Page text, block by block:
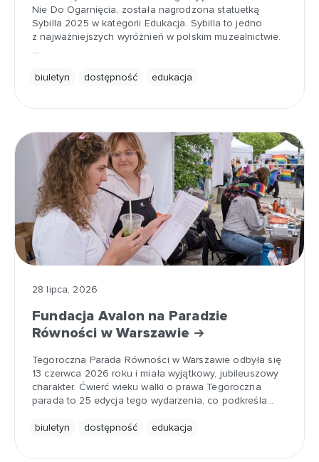
Nie Do Ogarnięcia, została nagrodzona statuetką
Sybilla 2025 w kategorii Edukacja. Sybilla to jedno
z najważniejszych wyróżnień w polskim muzealnictwie.
…
biuletyn dostępność edukacja
28 lipca, 2026
Fundacja Avalon na Paradzie
Równości w Warszawie
Tegoroczna Parada Równości w Warszawie odbyła się
13 czerwca 2026 roku i miała wyjątkowy, jubileuszowy
charakter. Ćwierć wieku walki o prawa Tegoroczna
parada to 25 edycja tego wydarzenia, co podkreśla…
biuletyn dostępność edukacja